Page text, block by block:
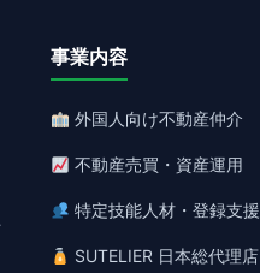
事業内容
外国人向け不動産仲介
不動産売買・資産運用
特定技能人材・登録支援
SUTELIER 日本総代理店